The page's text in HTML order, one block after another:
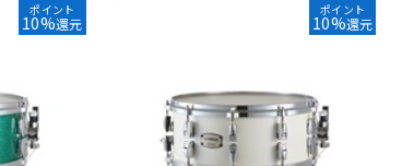
ポイント
10%還元
ポイント
10%還元